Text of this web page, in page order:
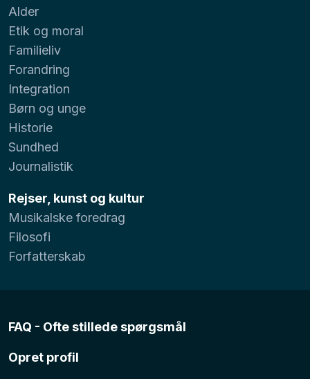
Alder
Etik og moral
Familieliv
Forandring
Integration
Børn og unge
Historie
Sundhed
Journalistik
Rejser, kunst og kultur
Musikalske foredrag
Filosofi
Forfatterskab
FAQ - Ofte stillede spørgsmål
Opret profil